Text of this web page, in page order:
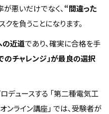
悪いだけでなく、 “間違った
クを負うことになります。
の近道であり、確実に合格を手
のチャレンジ」が最良の選択
デュースする 「第二種電気工
ンライン講座」 では、受験者が